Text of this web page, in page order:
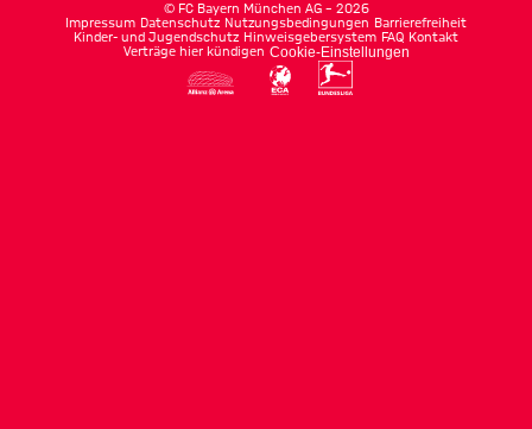
© FC Bayern München AG – 2026
Impressum Datenschutz Nutzungsbedingungen Barrierefreiheit
Kinder- und Jugendschutz Hinweisgebersystem FAQ Kontakt
Verträge hier kündigen Cookie-Einstellungen